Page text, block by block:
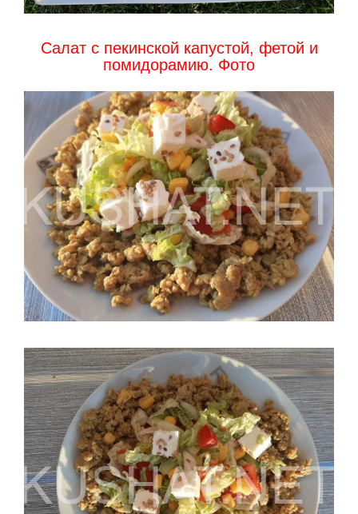
Салат с пекинской капустой, фетой и
помидорамию. Фото